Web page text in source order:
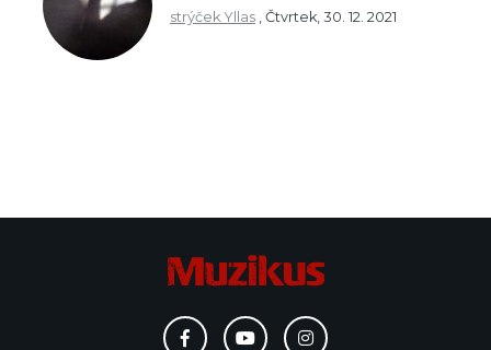
strýček Yllas , Čtvrtek, 30. 12. 2021